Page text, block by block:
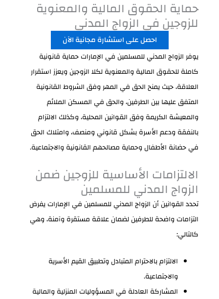
حماية الحقوق المالية والمعنوية
للزوجين في الزواج المدني
احصل على استشارة مجانية الآن
يوفر الزواج المدني للمسلمين في الإمارات حماية قانونية
كاملة للحقوق المالية والمعنوية لكلا الزوجين ويعزز استقرار
العلاقة، حيث يمنح الحق في المهر وفق الشروط القانونية
المتفق عليها بين الطرفين، والحق في المسكن الملائم
والمعيشة الكريمة وفق القوانين المحلية، وكذلك الالتزام
بالنفقة ودعم الأسرة بشكل قانوني ومنصف، وامتلاك الحق
في حضانة الأطفال وحماية مصالحهم القانونية والاجتماعية.
الالتزامات الأساسية للزوجين ضمن
الزواج المدني للمسلمين
تحدد القوانين أن الزواج المدني للمسلمين في الإمارات يفرض
التزامات واضحة للطرفين لضمان علاقة مستقرة وآمنة، وهي
كالتالي:
الالتزام بالاحترام المتبادل وتطبيق القيم الأسرية
والاجتماعية.
المشاركة العادلة في المسؤوليات المنزلية والمالية